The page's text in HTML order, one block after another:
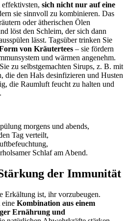
sich nicht nur auf eine
sie sinnvoll zu kombinieren. Das
oder ätherischen Ölen
löst den Schleim, der sich dann
lässt. Tagsüber trinken Sie
von Kräutertees – sie fördern
und wärmen angenehm.
zu selbstgemachten Sirups, z. B. mit
die den Hals desinfizieren und Husten
die Raumluft feucht zu halten und
morgens und abends,
Tag verteilt,
Schlaf am Abend.
der Immunität
Erkältung ist, ihr vorzubeugen.
eine Kombination aus einem
Ernährung und